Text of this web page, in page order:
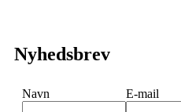
Nyhedsbrev
Navn E-mail